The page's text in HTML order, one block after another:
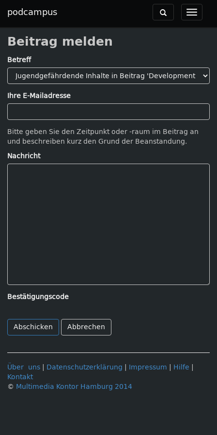
podcampus
Toggle
Toggle
navigation
Beitrag melden
Betreff
Ihre E-Mailadresse
Bitte geben Sie den Zeitpunkt oder -raum im Beitrag an
und beschreiben kurz den Grund der Beanstandung.
Nachricht
Bestätigungscode
Abbrechen
Über uns Datenschutzerklärung Impressum Hilfe
Kontakt
© Multimedia Kontor Hamburg 2014